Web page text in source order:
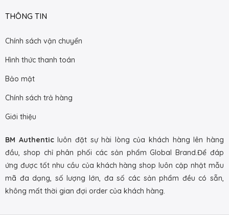
THÔNG TIN
Chính sách vận chuyển
Hình thức thanh toán
Bảo mật
Chính sách trả hàng
Giới thiệu
BM Authenticluôn đặt sự hài lòng của khách hàng lên hàng
đầu, shop chỉ phân phối các sản phẩm Global Brand.Để đáp
ứng được tốt nhu cầu của khách hàng shop luôn cập nhật mẫu
mã đa dạng, số lượng lớn, đa số các sản phẩm đều có sẵn,
không mất thời gian đợi order của khách hàng.